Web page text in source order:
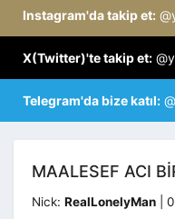
Instagram'da takip et:
X(Twitter)'te takip et:
Telegram'da bize katıl:
MAALESEF ACI
Nick: RealLonelyMan